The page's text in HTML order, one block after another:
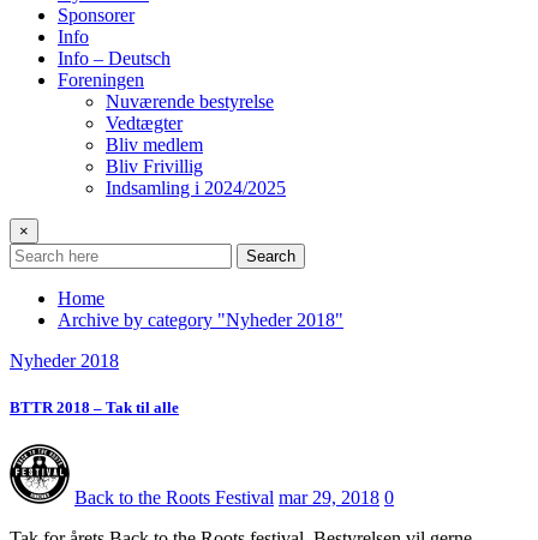
Sponsorer
Info
Info – Deutsch
Foreningen
Nuværende bestyrelse
Vedtægter
Bliv medlem
Bliv Frivillig
Indsamling i 2024/2025
×
Search
Home
Archive by category "Nyheder 2018"
Nyheder 2018
BTTR 2018 – Tak til alle
Back to the Roots Festival mar 29, 2018 0